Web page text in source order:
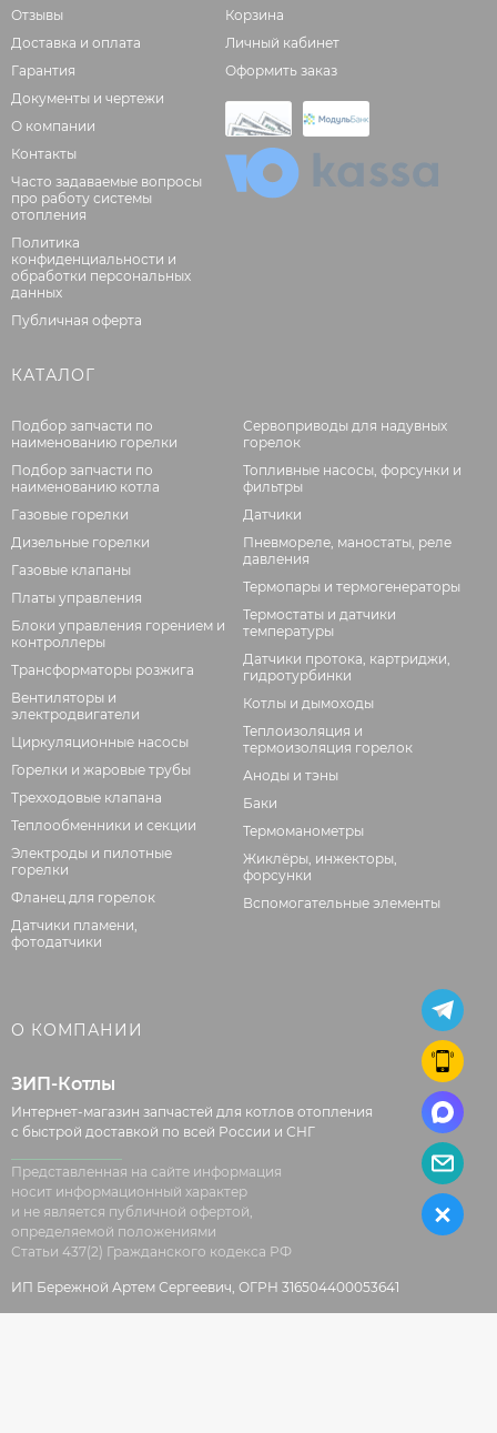
Отзывы
Доставка и оплата
Гарантия
Документы и чертежи
О компании
Контакты
Часто задаваемые вопросы
про работу системы
отопления
Политика
конфиденциальности и
обработки персональных
данных
Публичная оферта
Корзина
Личный кабинет
Оформить заказ
КАТАЛОГ
Подбор запчасти по
наименованию горелки
Подбор запчасти по
наименованию котла
Газовые горелки
Дизельные горелки
Газовые клапаны
Платы управления
Блоки управления горением и
контроллеры
Трансформаторы розжига
Вентиляторы и
электродвигатели
Циркуляционные насосы
Горелки и жаровые трубы
Трехходовые клапана
Теплообменники и секции
Электроды и пилотные
горелки
Фланец для горелок
Датчики пламени,
фотодатчики
Сервоприводы для надувных
горелок
Топливные насосы, форсунки и
фильтры
Датчики
Пневмореле, маностаты, реле
давления
Термопары и термогенераторы
Термостаты и датчики
температуры
Датчики протока, картриджи,
гидротурбинки
Котлы и дымоходы
Теплоизоляция и
термоизоляция горелок
Аноды и тэны
Баки
Термоманометры
Жиклёры, инжекторы,
форсунки
Вспомогательные элементы
О КОМПАНИИ
ЗИП-Котлы
Интернет-магазин запчастей для котлов отопления
с быстрой доставкой по всей России и СНГ
Представленная на сайте информация
носит информационный характер
и не является публичной офертой,
определяемой положениями
Статьи 437(2) Гражданского кодекса РФ
ИП Бережной Артем Сергеевич, ОГРН 316504400053641